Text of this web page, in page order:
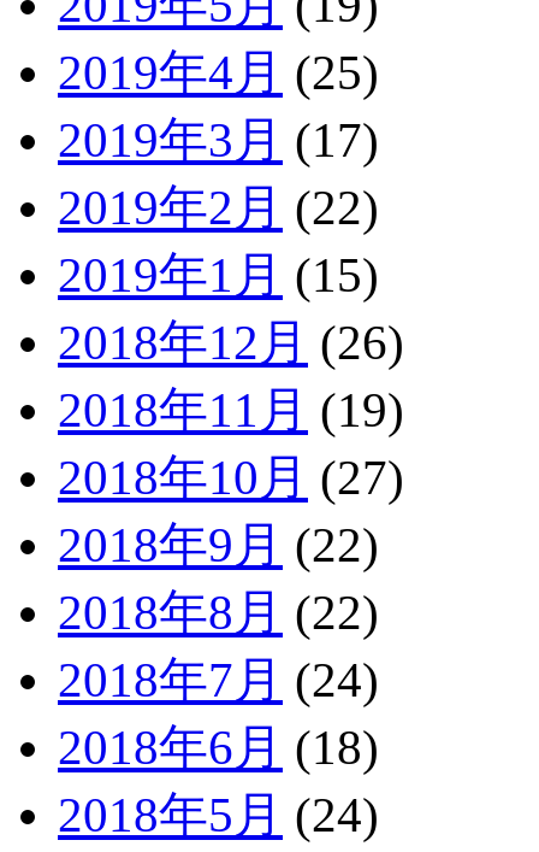
2019年4月 (25)
2019年3月 (17)
2019年2月 (22)
2019年1月 (15)
2018年12月 (26)
2018年11月 (19)
2018年10月 (27)
2018年9月 (22)
2018年8月 (22)
2018年7月 (24)
2018年6月 (18)
2018年5月 (24)